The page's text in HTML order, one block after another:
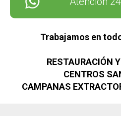
Trabajamos en
RESTAURACIÓN
CENTROS
CAMPANAS